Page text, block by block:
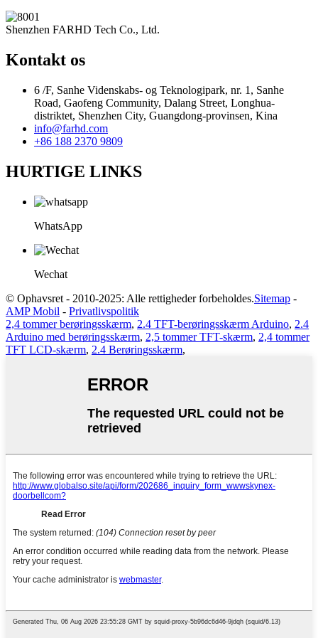
Shenzhen FARHD Tech Co., Ltd.
Kontakt os
6 /F, Sanhe Videnskabs- og Teknologipark, nr. 1, Sanhe
Road, Gaofeng Community, Dalang Street, Longhua-
distriktet, Shenzhen City, Guangdong-provinsen, Kina
info@farhd.com
+86 188 2370 9809
HURTIGE LINKS
WhatsApp
Wechat
© Ophavsret - 2010-2025: Alle rettigheder forbeholdes.Sitemap -
AMP Mobil - Privatlivspolitik
2,4 tommer berøringsskærm, 2.4 TFT-berøringsskærm Arduino, 2.4
Arduino med berøringsskærm, 2,5 tommer TFT-skærm, 2,4 tommer
TFT LCD-skærm, 2.4 Berøringsskærm,